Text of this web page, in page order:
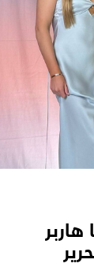
هاربر